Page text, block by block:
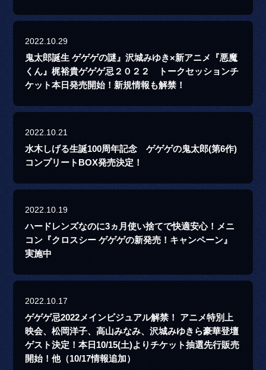
2022.10.29
鬼太郎誕生 ゲゲゲの謎』沢城みゆき×新アニメ『悪魔
くん』梶裕貴ゲゲゲ忌２０２２ トークセッションチ
ケット本日発売開始！新規情報も解禁！
2022.10.21
水木しげる生誕100周年記念 ゲゲゲの鬼太郎(第6作)
コンプリートBOX発売決定！
2022.10.19
ハードレンズなのに3ヵ月使い捨てで快適安心！メニ
コン『クロスシー ゲゲゲの新発売！キャンペーン』
実施中
2022.10.17
ゲゲゲ忌2022メインビジュアル解禁！ アニメ特別上
映会、松岡洋子、高山みなみ、沢城みゆきら豪華登壇
ゲスト決定！本日10/15(土)よりチケット抽選先行販売
開始！他（10/17情報追加）